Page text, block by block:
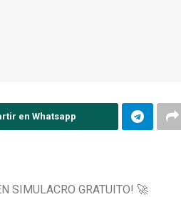
en Whatsapp
SIMULACRO GRATUITO! 🚀